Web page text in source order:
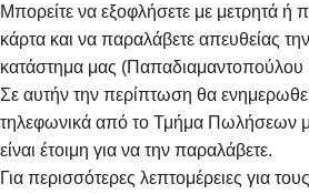
Μπορείτε να εξοφλήσετε με μετρητά ή
κάρτα και να παραλάβετε απευθείας
κατάστημα μας
Σε αυτήν την περίπτωση θα
τηλεφωνικά από το Τμήμα Πωλήσεων
είναι έτοιμη για να την παραλάβετε.
Για περισσότερες λεπτομέρειες για